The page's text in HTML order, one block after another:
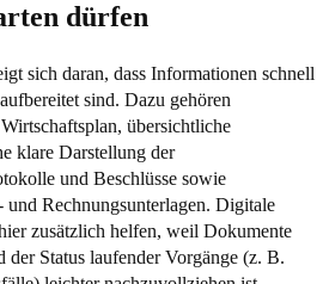
dürfen
sich daran, dass Informationen schnell
sind. Dazu gehören
übersichtliche
klare Darstellung der
und Beschlüsse sowie
und Rechnungsunterlagen. Digitale
zusätzlich helfen, weil Dokumente
der Status laufender Vorgänge (z. B.